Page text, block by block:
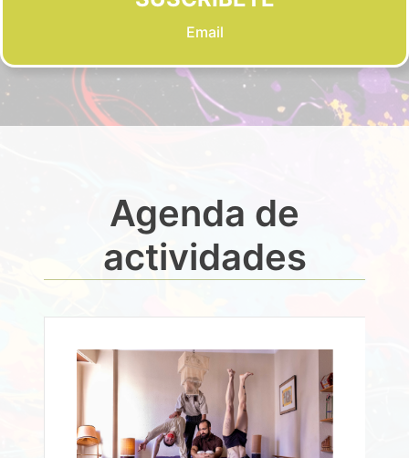
Email
Agenda de
actividades